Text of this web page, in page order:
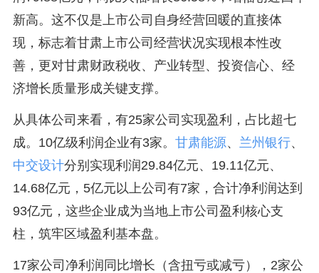
新高。这不仅是上市公司自身经营回暖的直接体
现，标志着甘肃上市公司经营状况实现根本性改
善，更对甘肃财政税收、产业转型、投资信心、经
济增长质量形成关键支撑。
从具体公司来看，有25家公司实现盈利，占比超七
成。10亿级利润企业有3家。 甘肃能源、 兰州银行、
中交设计分别实现利润29.84亿元、19.11亿元、
14.68亿元，5亿元以上公司有7家，合计净利润达到
93亿元，这些企业成为当地上市公司盈利核心支
柱，筑牢区域盈利基本盘。
17家公司净利润同比增长（含扭亏或减亏），2家公